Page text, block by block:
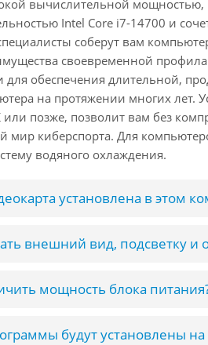
вычислительной мощностью,
Intel Core i7-14700 и
соберут вам
своевременной
для обеспечения длительной,
на протяжении многих лет.
позже, позволит вам без
мир киберспорта. Для
водяного охлаждения.
установлена в этом
внешний вид, подсветку и
мощность блока
будут установлены